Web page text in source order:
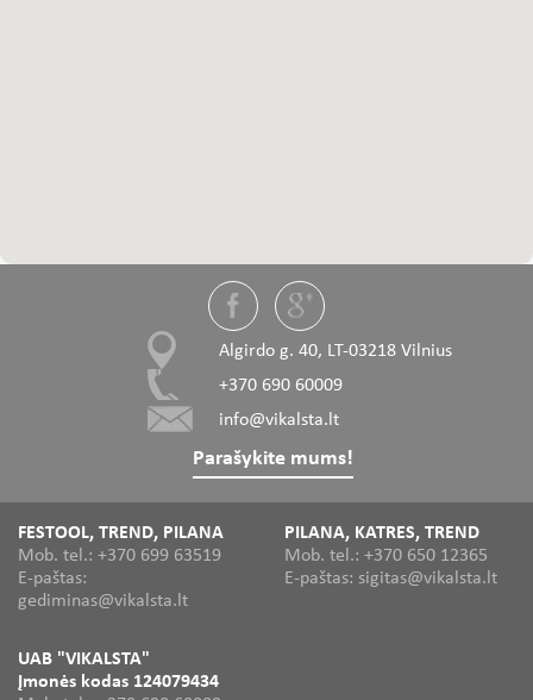
Algirdo g. 40, LT-03218 Vilnius
+370 690 60009
info@vikalsta.lt
Parašykite mums!
FESTOOL, TREND, PILANA
Mob. tel.: +370 699 63519
E-paštas:
gediminas@vikalsta.lt
PILANA, KATRES, TREND
Mob. tel.: +370 650 12365
E-paštas: sigitas@vikalsta.lt
UAB "VIKALSTA"
Įmonės kodas 124079434